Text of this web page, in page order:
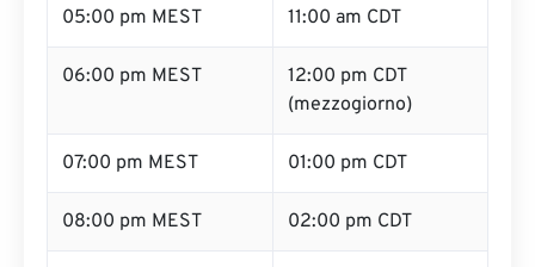
05:00 pm MEST 11:00 am CDT
06:00 pm MEST
12:00 pm CDT
(mezzogiorno)
07:00 pm MEST 01:00 pm CDT
08:00 pm MEST 02:00 pm CDT